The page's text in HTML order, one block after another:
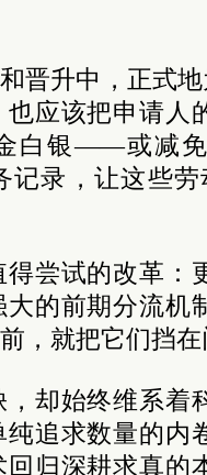
晋升中，正式
应该把申请人
白银——或减
记录，让这些
尝试的改革：
的前期分流机
，就把它们挡
却始终维系着
追求数量的内
归深耕求真的